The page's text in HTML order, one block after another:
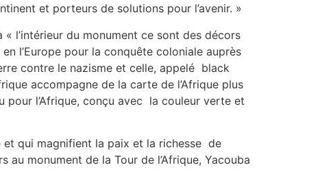
et porteurs de solutions pour l’avenir. »
« l’intérieur du monument ce sont des décors
l’Europe pour la conquête coloniale auprès
contre le nazisme et celle, appelé black
accompagne de la carte de l’Afrique plus
pour l’Afrique, conçu avec la couleur verte et
et qui magnifient la paix et la richesse de
au monument de la Tour de l’Afrique, Yacouba